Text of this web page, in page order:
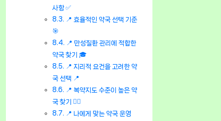
사항 ✅
📍 효율적인 약국 선택 기준
🎯
📍 만성질환 관리에 적합한
약국 찾기 🎓
📍 지리적 요건을 고려한 약
국 선택 📍
📍 복약지도 수준이 높은 약
국 찾기 👨‍⚕️
📍 나에게 맞는 약국 운영